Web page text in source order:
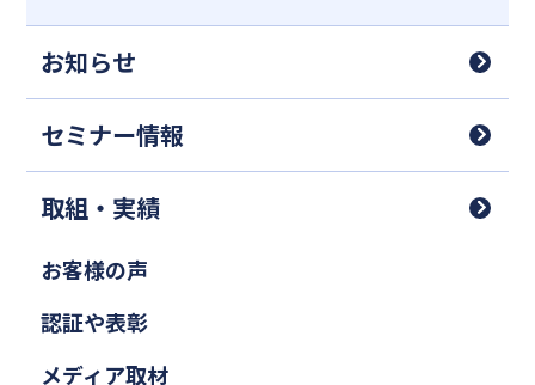
お知らせ
セミナー情報
取組・実績
お客様の声
認証や表彰
メディア取材